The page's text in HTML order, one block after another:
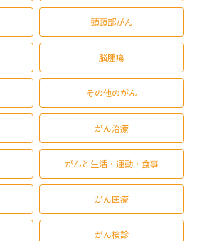
頭頸部がん
脳腫瘍
その他のがん
がん治療
がんと生活・運動・食事
がん医療
がん検診